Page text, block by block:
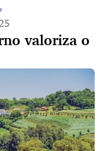
valoriza o